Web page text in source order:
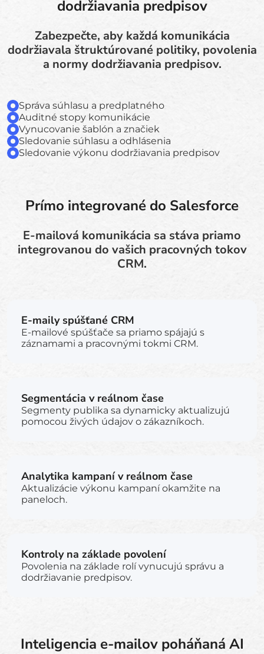
dodržiavania predpisov
Zabezpečte, aby každá komunikácia
dodržiavala štruktúrované politiky, povolenia
a normy dodržiavania predpisov.
Správa súhlasu a predplatného
Auditné stopy komunikácie
Vynucovanie šablón a značiek
Sledovanie súhlasu a odhlásenia
Sledovanie výkonu dodržiavania predpisov
Prímo integrované do Salesforce
E-mailová komunikácia sa stáva priamo
integrovanou do vašich pracovných tokov
CRM.
E-maily spúšťané CRM
E-mailové spúšťače sa priamo spájajú s
záznamami a pracovnými tokmi CRM.
Segmentácia v reálnom čase
Segmenty publika sa dynamicky aktualizujú
pomocou živých údajov o zákazníkoch.
Analytika kampaní v reálnom čase
Aktualizácie výkonu kampaní okamžite na
paneloch.
Kontroly na základe povolení
Povolenia na základe rolí vynucujú správu a
dodržiavanie predpisov.
Inteligencia e-mailov poháňaná AI